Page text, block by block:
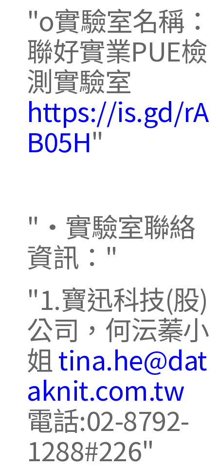
o實驗室名稱：
聯好實業PUE檢
測實驗室
https://is.gd/rA
B05H
·實驗室聯絡
資訊：
1.寶迅科技(股)
公司，何沄蓁小
姐tina.he@dat
aknit.com.tw
電話:02-8792-
1288#226